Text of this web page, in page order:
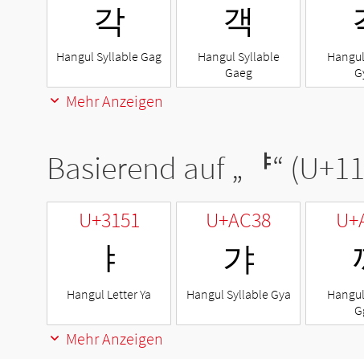
각
Hangul Syllable Gag
객
Hangul Syllable
Gaeg
Mehr Anzeigen
Basierend auf „ ᅣ“
U+3151
ㅑ
Hangul Letter Ya
U+AC38
갸
Hangul Syllable Gya
Mehr Anzeigen